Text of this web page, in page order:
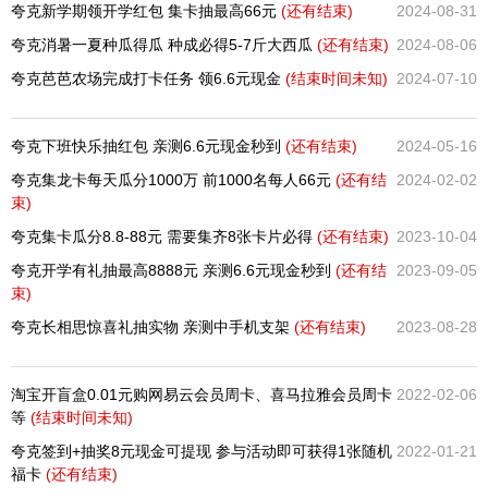
2024-08-31
夸克新学期领开学红包 集卡抽最高66元 (还有结束)
2024-08-06
夸克消暑一夏种瓜得瓜 种成必得5-7斤大西瓜 (还有结束)
2024-07-10
夸克芭芭农场完成打卡任务 领6.6元现金 (结束时间未知)
2024-05-16
夸克下班快乐抽红包 亲测6.6元现金秒到 (还有结束)
2024-02-02
夸克集龙卡每天瓜分1000万 前1000名每人66元 (还有结
束)
2023-10-04
夸克集卡瓜分8.8-88元 需要集齐8张卡片必得 (还有结束)
2023-09-05
夸克开学有礼抽最高8888元 亲测6.6元现金秒到 (还有结
束)
2023-08-28
夸克长相思惊喜礼抽实物 亲测中手机支架 (还有结束)
2022-02-06
淘宝开盲盒0.01元购网易云会员周卡、喜马拉雅会员周卡
等 (结束时间未知)
2022-01-21
夸克签到+抽奖8元现金可提现 参与活动即可获得1张随机
福卡 (还有结束)